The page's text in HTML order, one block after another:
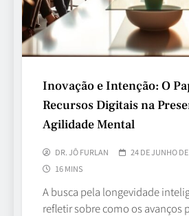
Inovação e Intenção: O
Recursos Digitais na
Agilidade Mental
DR. JÔ FURLAN 24 DE JUNHO
16 MINS
A busca pela longevidade
refletir sobre como os avanços